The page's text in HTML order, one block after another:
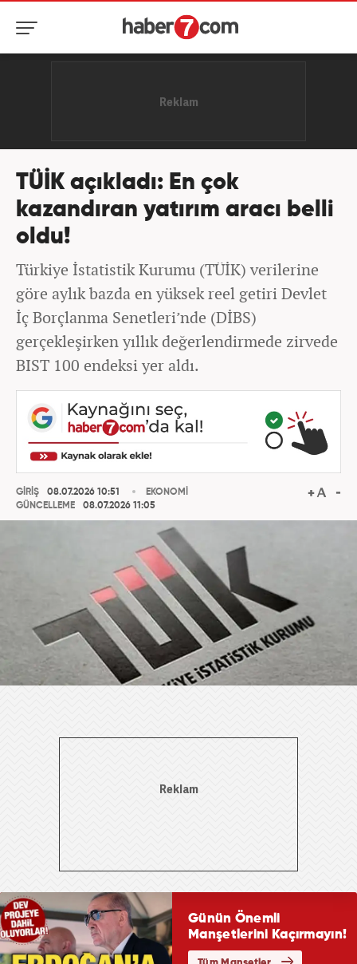
TÜİK açıkladı: En çok
kazandıran yatırım aracı belli
oldu!
Türkiye İstatistik Kurumu (TÜİK) verilerine
göre aylık bazda en yüksek reel getiri Devlet
İç Borçlanma Senetleri’nde (DİBS)
gerçekleşirken yıllık değerlendirmede zirvede
BIST 100 endeksi yer aldı.
GİRİŞ
08.07.2026 10:51
GÜNCELLEME
08.07.2026 11:05
EKONOMİ